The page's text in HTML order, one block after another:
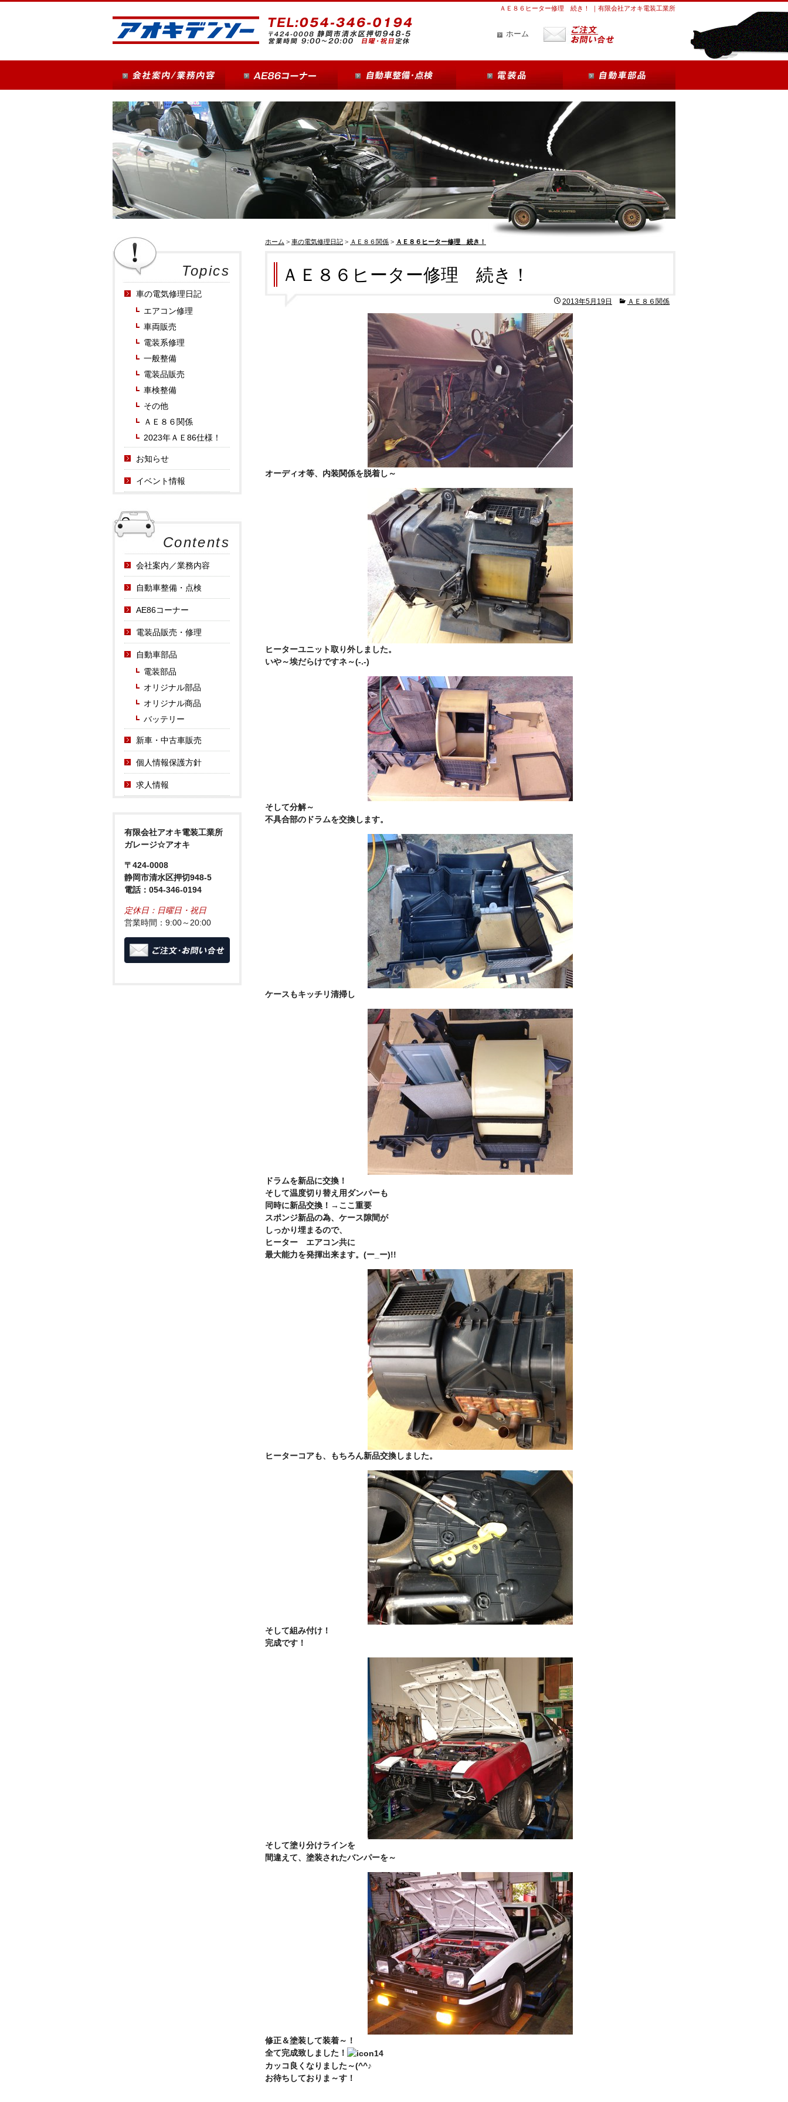
ＡＥ８６ヒーター修理 続き！ ｜有限会社アオキ電装工業所
ホーム
ホーム > 車の電気修理日記 > ＡＥ８６関係 > ＡＥ８６ヒーター修理 続き！
ＡＥ８６ヒーター修理 続き！
2013年5月19日 ＡＥ８６関係
オーディオ等、内装関係を脱着し～
ヒーターユニット取り外しました。
いや～埃だらけですネ～(-.-)
そして分解～
不具合部のドラムを交換します。
ケースもキッチリ清掃し
ドラムを新品に交換！
そして温度切り替え用ダンパーも
同時に新品交換！→ここ重要
スポンジ新品の為、ケース隙間が
しっかり埋まるので、
ヒーター エアコン共に
最大能力を発揮出来ます。(ー_ー)!!
ヒーターコアも、もちろん新品交換しました。
そして組み付け！
完成です！
そして塗り分けラインを
間違えて、塗装されたバンパーを～
修正＆塗装して装着～！
全て完成致しました！
カッコ良くなりました～(^^♪
お待ちしておりま～す！
Topics
車の電気修理日記
エアコン修理
車両販売
電装系修理
一般整備
電装品販売
車検整備
その他
ＡＥ８６関係
2023年ＡＥ86仕様！
お知らせ
イベント情報
Contents
会社案内／業務内容
自動車整備・点検
AE86コーナー
電装品販売・修理
自動車部品
電装部品
オリジナル部品
オリジナル商品
バッテリー
新車・中古車販売
個人情報保護方針
求人情報
有限会社アオキ電装工業所
ガレージ☆アオキ
〒424-0008
静岡市清水区押切948-5
電話：054-346-0194
定休日：日曜日・祝日
営業時間：9:00～20:00